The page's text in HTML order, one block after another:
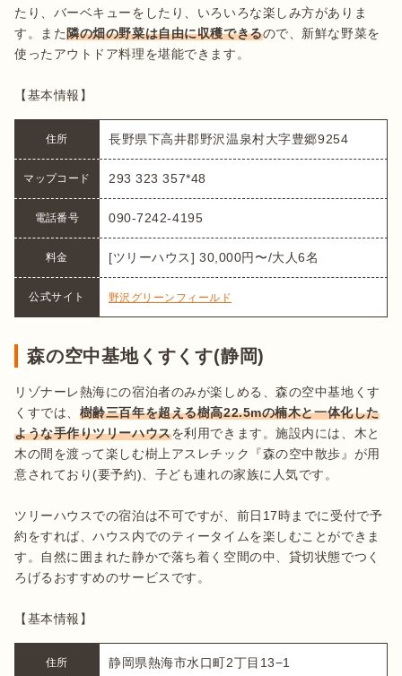
たり、バーベキューをしたり、いろいろな楽しみ方がありま
す。また隣の畑の野菜は自由に収穫できるので、新鮮な野菜を
使ったアウトドア料理を堪能できます。
【基本情報】
住所 長野県下高井郡野沢温泉村大字豊郷9254
マップコード 293 323 357*48
電話番号 090-7242-4195
料金 [ツリーハウス] 30,000円〜/大人6名
公式サイト 野沢グリーンフィールド
森の空中基地くすくす(静岡)
リゾナーレ熱海にの宿泊者のみが楽しめる、森の空中基地くす
くすでは、 樹齢三百年を超える樹高22.5mの楠木と一体化した
ような手作りツリーハウスを利用できます。施設内には、木と
木の間を渡って楽しむ樹上アスレチック『森の空中散歩』が用
意されており(要予約)、子ども連れの家族に人気です。
ツリーハウスでの宿泊は不可ですが、前日17時までに受付で予
約をすれば、ハウス内でのティータイムを楽しむことができま
す。自然に囲まれた静かで落ち着く空間の中、貸切状態でつく
ろげるおすすめのサービスです。
【基本情報】
住所 静岡県熱海市水口町2丁目13−1